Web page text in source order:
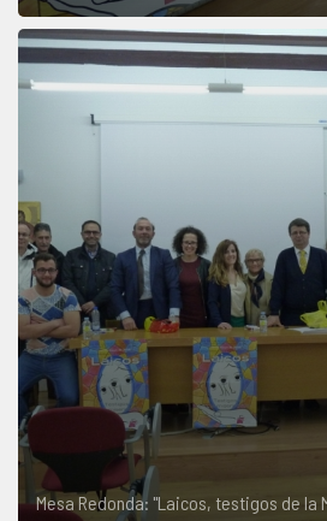
Mesa Redonda: "Laicos, testigos de la